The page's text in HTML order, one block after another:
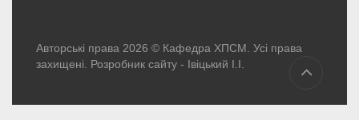
Авторські права 2026 © Кафедра ХПСМ. Усі права
захищені. Розробник сайту - Івіцький І.І.